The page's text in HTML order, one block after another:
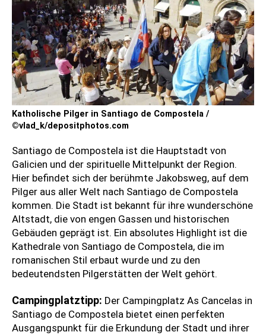
Katholische Pilger in Santiago de Compostela /
©vlad_k/depositphotos.com
Santiago de Compostela ist die Hauptstadt von
Galicien und der spirituelle Mittelpunkt der Region.
Hier befindet sich der berühmte Jakobsweg, auf dem
Pilger aus aller Welt nach Santiago de Compostela
kommen. Die Stadt ist bekannt für ihre wunderschöne
Altstadt, die von engen Gassen und historischen
Gebäuden geprägt ist. Ein absolutes Highlight ist die
Kathedrale von Santiago de Compostela, die im
romanischen Stil erbaut wurde und zu den
bedeutendsten Pilgerstätten der Welt gehört.
Campingplatztipp: Der Campingplatz As Cancelas in
Santiago de Compostela bietet einen perfekten
Ausgangspunkt für die Erkundung der Stadt und ihrer